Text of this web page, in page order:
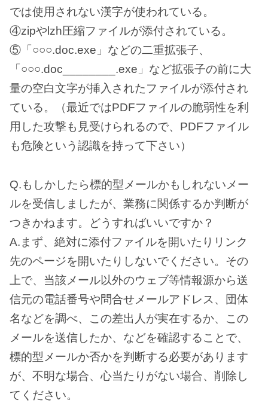
では使用されない漢字が使われている。
④zipやlzh圧縮ファイルが添付されている。
⑤「○○○.doc.exe」などの二重拡張子、
「○○○.doc________.exe」など拡張子の前に大
量の空白文字が挿入されたファイルが添付され
ている。（最近ではPDFファイルの脆弱性を利
用した攻撃も見受けられるので、PDFファイル
も危険という認識を持って下さい）
Q.もしかしたら標的型メールかもしれないメー
ルを受信しましたが、業務に関係するか判断が
つきかねます。どうすればいいですか？
A.まず、絶対に添付ファイルを開いたりリンク
先のページを開いたりしないでください。その
上で、当該メール以外のウェブ等情報源から送
信元の電話番号や問合せメールアドレス、団体
名などを調べ、この差出人が実在するか、この
メールを送信したか、などを確認することで、
標的型メールか否かを判断する必要があります
が、不明な場合、心当たりがない場合、削除し
てください。